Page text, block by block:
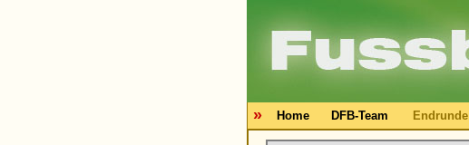
» Home DFB-Team Endrunde